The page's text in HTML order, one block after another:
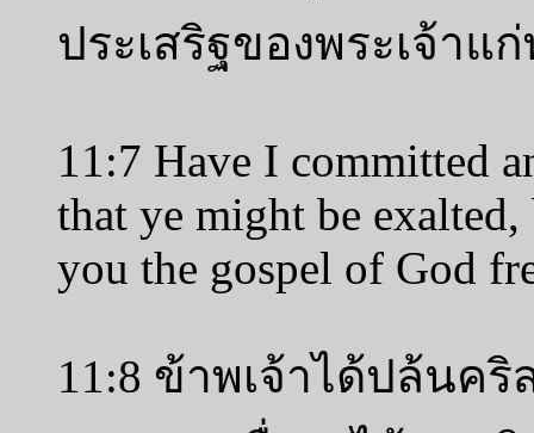
ประเสริฐของพระเจ้า
11:7 Have I committed
that ye might be exalted,
you the gospel of God
11:8 ข้าพเจ้าได้ปล้นค